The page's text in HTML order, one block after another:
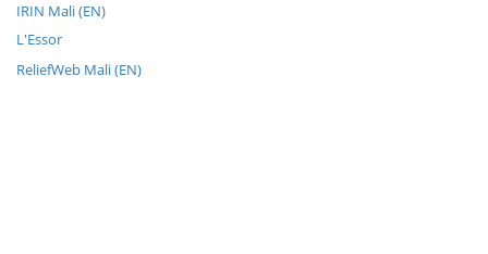
IRIN Mali (EN)
L'Essor
ReliefWeb Mali (EN)